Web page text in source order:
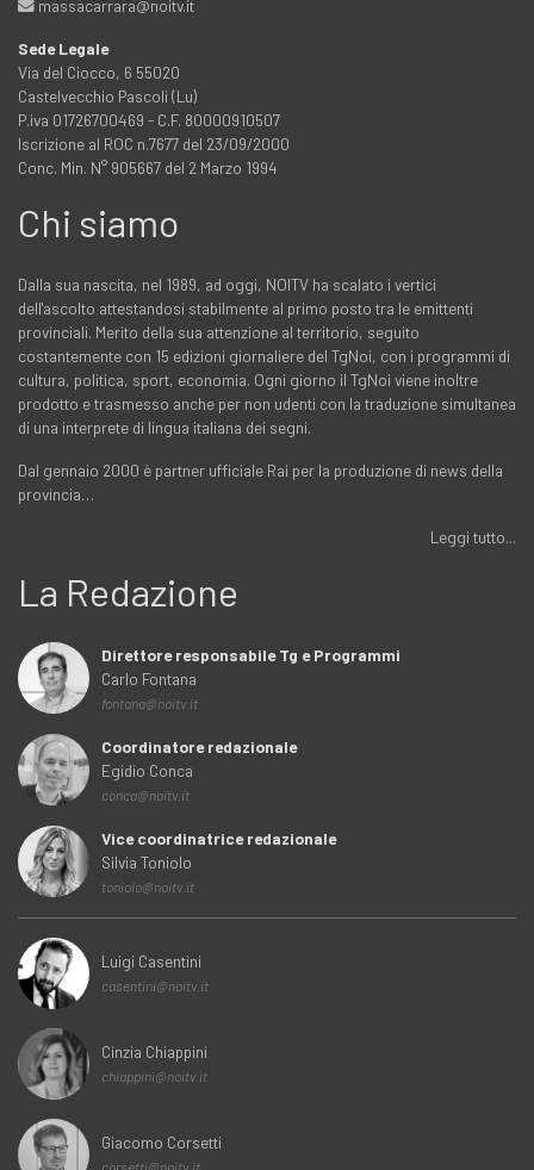
massacarrara@noitv.it
Sede Legale
Via del Ciocco, 6 55020
Castelvecchio Pascoli (Lu)
P.iva 01726700469 - C.F. 80000910507
Iscrizione al ROC n.7677 del 23/09/2000
Conc. Min. N° 905667 del 2 Marzo 1994
Chi siamo
Dalla sua nascita, nel 1989, ad oggi, NOITV ha scalato i vertici
dell'ascolto attestandosi stabilmente al primo posto tra le emittenti
provinciali. Merito della sua attenzione al territorio, seguito
costantemente con 15 edizioni giornaliere del TgNoi, con i programmi di
cultura, politica, sport, economia. Ogni giorno il TgNoi viene inoltre
prodotto e trasmesso anche per non udenti con la traduzione simultanea
di una interprete di lingua italiana dei segni.
Dal gennaio 2000 è partner ufficiale Rai per la produzione di news della
provincia…
Leggi tutto...
La Redazione
Direttore responsabile Tg e Programmi
Carlo Fontana
fontana@noitv.it
Coordinatore redazionale
Egidio Conca
conca@noitv.it
Vice coordinatrice redazionale
Silvia Toniolo
toniolo@noitv.it
Luigi Casentini
casentini@noitv.it
Cinzia Chiappini
chiappini@noitv.it
Giacomo Corsetti
corsetti@noitv.it